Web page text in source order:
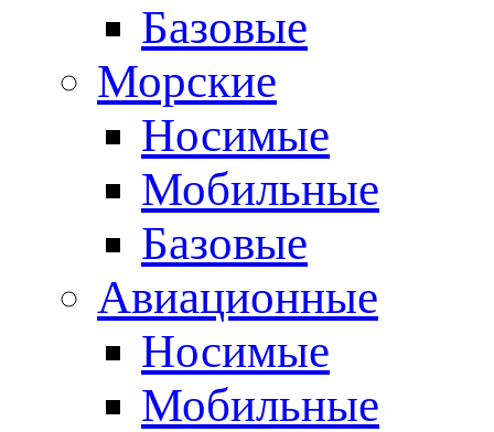
Базовые
Морские
Носимые
Мобильные
Базовые
Авиационные
Носимые
Мобильные